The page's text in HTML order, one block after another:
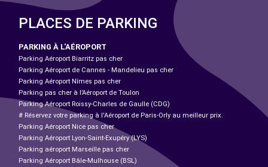
PLACES DE PARKING
PARKING À L'AÉROPORT
Parking Aéroport Biarritz pas cher
Parking Aéroport de Cannes - Mandelieu pas cher
Parking Aéroport Nîmes pas cher
Parking pas cher à l’Aéroport de Toulon
Parking Aéroport Roissy-Charles de Gaulle (CDG)
# Réservez votre parking à l'Aéroport de Paris-Orly au meilleur prix.
Parking Aéroport Nice pas cher
Parking Aéroport Lyon-Saint-Exupéry (LYS)
Parking aéroport Marseille pas cher
Parking Aéroport Bâle-Mulhouse (BSL)